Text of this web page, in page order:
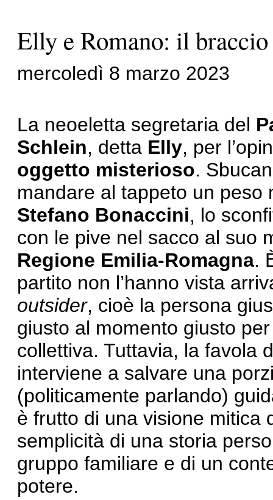
Elly e Romano: il braccio
mercoledì 8 marzo 2023
La neoeletta segretaria del
Schlein, detta Elly, per
oggetto misterioso.
mandare al tappeto un peso
Stefano Bonaccini, lo
con le pive nel sacco al suo
Regione Emilia-Romagna.
partito non l’hanno vista
outsider, cioè la persona
giusto al momento giusto
collettiva. Tuttavia, la favola
interviene a salvare una
(politicamente parlando)
è frutto di una visione mitica
semplicità di una storia
gruppo familiare e di un
potere.